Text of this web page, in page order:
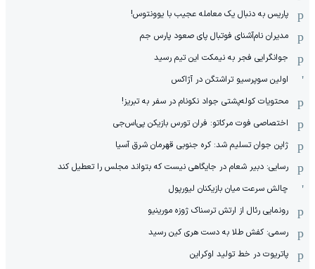
پاریس به دنبال یک معامله عجیب با یوونتوس!
مدیران نام‌آشنای فوتبال پای صعود پارس جم
جوانگرایی فجر به نیمکت این تیم رسید
اولین سوپرسیو تراشتگن در آژاکس
محتویات کوله‌پشتی جواد نکونام در سفر به تبریز!
اختصاصی فوت مرکاتو: فران تورس بازیکن پی‌اس‌جی
ژاپن جوان تسلیم شد: کره جنوبی قهرمان شرق آسیا
رسایی: دبیر شعام در جایگاهی نیست که بتواند مجلس را تعطیل کند
چالش سرعت میان بازیکنان لیورپول
رونمایی رئال از ارتش ترسناک ژوزه مورینیو
رسمی: کفش طلا به دست هری کین رسید
پاتریوت در خط تولید اوکراین